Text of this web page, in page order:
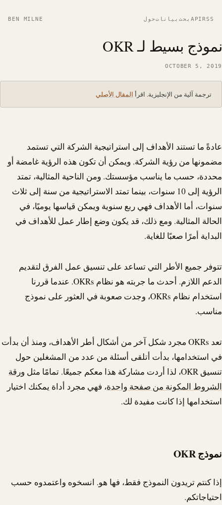
BEN MILNE حولبياناتبحث APIRSS
نموذج بسيط لـ OKR
OCTOBER 5, 2019
ترجمة آلية من الإنجليزية. اقرأ المقال الأصلي
عادةً ما تستند الأهداف إلى استراتيجية الشركة التي تستمد
مضمونها من رؤية الشركة. ويمكن أن تكون هذه الرؤية غامضة أو
محددة، حسب ما يناسب مؤسستك. ومن الناحية المثالية، تمتد
الرؤية إلى 10 سنوات، بينما تمتد الاستراتيجية من سنة إلى ثلاث
سنوات، أما الأهداف فهي ربع سنوية ويمكن قياسها يوميًا، في
الحالة المثالية. ومع ذلك، قد يكون وضع إطار عمل للأهداف في
البداية أمرًا صعبًا للغاية.
تتوفر جميع الأطر التي تساعد على تنسيق عمل الفرق لتقديم
الدعم اللازم. أحدث ما جربته هو نظام OKRs. عندما قررنا
استخدام نظام OKRs، وجدت صعوبة في العثور على نموذج
مناسب.
تعد OKRs مجرد شكل آخر من أشكال أطر الأهداف، ومنذ أن بدأت
في استخدامها، بدأت أتلقى أسئلة من عدد من المشغلين حول
تنسيق OKR، لذا أردت مشاركة هذا معكم جميعًا. تمامًا مثل
ورقة
الشروط المكونة من صفحة واحدة، فهي مجرد أداة يمكنك اختيار
استخدامها إذا كانت مفيدة لك.
نموذج OKR
إذا كنتم تريدون النموذج فقط، فها هو. انسخوه واعتمدوه حسب
احتياجاتكم.